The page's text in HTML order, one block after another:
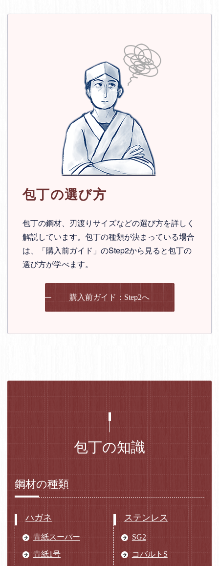
包丁の選び方
包丁の鋼材、刃渡りサイズなどの選び方を詳しく
解説しています。包丁の種類が決まっている場合
は、「購入前ガイド」のStep2から見ると包丁の
選び方が学べます。
購入前ガイド：Step2へ
包丁の知識
鋼材の種類
ハガネ
青紙スーパー
青紙1号
ステンレス
SG2
コバルトS